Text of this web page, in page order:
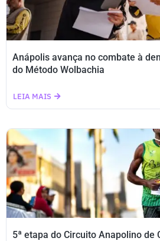
Anápolis avança no combate à
do Método Wolbachia
LEIA MAIS
5ª etapa do Circuito Anapolino de